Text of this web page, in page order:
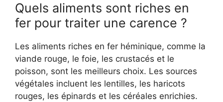
Quels aliments sont riches en
fer pour traiter une carence ?
Les aliments riches en fer héminique, comme la
viande rouge, le foie, les crustacés et le
poisson, sont les meilleurs choix. Les sources
végétales incluent les lentilles, les haricots
rouges, les épinards et les céréales enrichies.